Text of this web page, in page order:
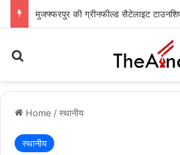
Home /स्थानीय
स्थानीय